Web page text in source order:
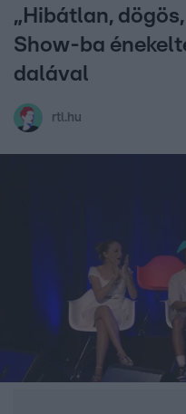
„Hibátlan,
Show-ba
dalával
rtl.hu